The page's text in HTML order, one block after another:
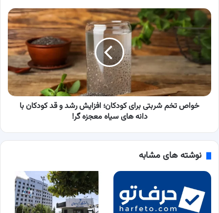
فاضلی
محفوظ
باشد!
خواص
تخم
شربتی
برای
کودکان؛
افزایش
رشد
و
قد
کودکان
معجزه
خواص تخم شربتی برای کودکان؛ افزایش رشد و قد کودکان با
دانه های سیاه معجزه گر!
نوشته های مشابه